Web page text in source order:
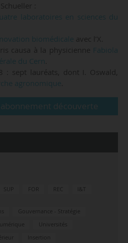
:
laboratoires en sciences du
biomédicale avec l’X.
causa à la physicienne Fabiola
du Cern
: sept lauréats, dont I. Oswald,
agronomique
découverte
SUP FOR REC I&T
Gouvernance - Stratégie
Universités
Insertion